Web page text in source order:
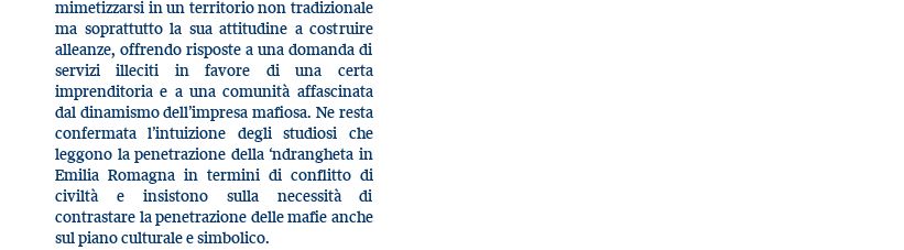
mimetizzarsi in un territorio non tradizionale
ma soprattutto la sua attitudine a costruire
alleanze, offrendo risposte a una domanda di
servizi illeciti in favore di una certa
imprenditoria e a una comunità affascinata
dal dinamismo dell’impresa mafiosa. Ne resta
confermata l’intuizione degli studiosi che
leggono la penetrazione della ‘ndrangheta in
Emilia Romagna in termini di conflitto di
civiltà e insistono sulla necessità di
contrastare la penetrazione delle mafie anche
sul piano culturale e simbolico.